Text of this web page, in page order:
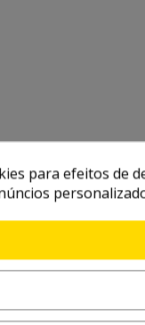
para efeitos de